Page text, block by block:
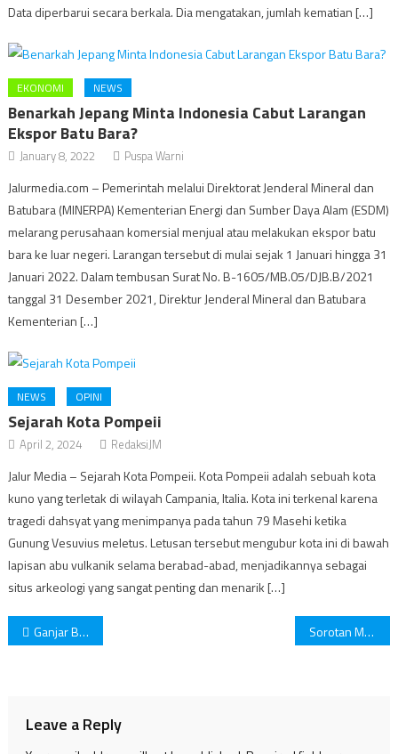
Data diperbarui secara berkala. Dia mengatakan, jumlah kematian […]
EKONOMI NEWS
Benarkah Jepang Minta Indonesia Cabut Larangan
Ekspor Batu Bara?
January 8, 2022 Puspa Warni
Jalurmedia.com – Pemerintah melalui Direktorat Jenderal Mineral dan
Batubara (MINERPA) Kementerian Energi dan Sumber Daya Alam (ESDM)
melarang perusahaan komersial menjual atau melakukan ekspor batu
bara ke luar negeri. Larangan tersebut di mulai sejak 1 Januari hingga 31
Januari 2022. Dalam tembusan Surat No. B-1605/MB.05/DJB.B/2021
tanggal 31 Desember 2021, Direktur Jenderal Mineral dan Batubara
Kementerian […]
NEWS OPINI
Sejarah Kota Pompeii
April 2, 2024 RedaksiJM
Jalur Media – Sejarah Kota Pompeii. Kota Pompeii adalah sebuah kota
kuno yang terletak di wilayah Campania, Italia. Kota ini terkenal karena
tragedi dahsyat yang menimpanya pada tahun 79 Masehi ketika
Gunung Vesuvius meletus. Letusan tersebut mengubur kota ini di bawah
lapisan abu vulkanik selama berabad-abad, menjadikannya sebagai
situs arkeologi yang sangat penting dan menarik […]
Post
Ganjar Beli Pesawat Bekas Sorotan Media Asing Terhadap Pilpres Republik Indonesia
Leave a Reply